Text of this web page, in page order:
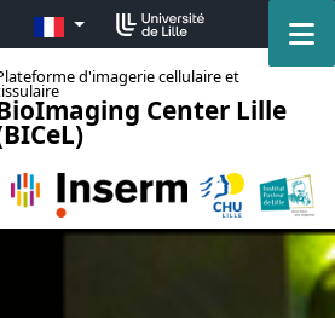
FR
d'imagerie cellulaire et
Center Lille